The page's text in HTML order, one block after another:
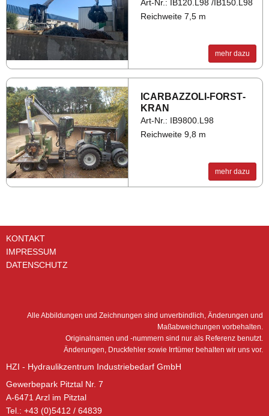
Art-Nr.: IB120.L98 /IB150.L98
Reichweite 7,5 m
mehr dazu
ICAR­BAZ­ZO­LI-FORST­
KRAN
Art-Nr.: IB9800.L98
Reichweite 9,8 m
mehr dazu
KONTAKT
IMPRESSUM
DATENSCHUTZ
Alle Abbildungen und Zeichnungen sind unverbindlich, Änderungen und
Maßabweichungen vorbehalten.
Originalnamen und -nummern sind nur als Referenz benutzt.
Änderungen, Druckfehler sowie Irrtümer behalten wir uns vor.
HZI - Hydraulikzentrum Industriebedarf GmbH
Gewerbepark Pitztal Nr. 7
A-6471 Arzl im Pitztal
Tel.: +43 (0)5412 / 64839